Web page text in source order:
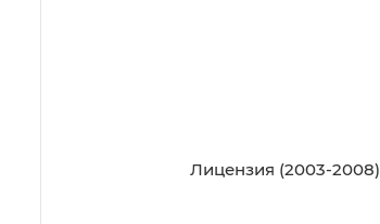
Лицензия (2003-2008)